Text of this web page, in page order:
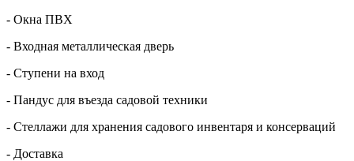
- Окна ПВХ
- Входная металлическая дверь
- Ступени на вход
- Пандус для въезда садовой техники
- Стеллажи для хранения садового инвентаря и консерваций
- Доставка